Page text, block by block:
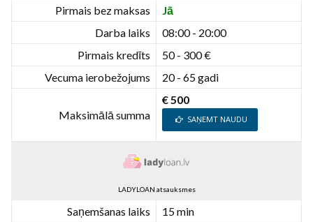
Pirmais bez maksas
Jā
Darba laiks
08:00 - 20:00
Pirmais kredīts
50 - 300 €
Vecuma ierobežojums
20 - 65 gadi
Maksimālā summa
€ 500
SAŅEMT NAUDU
LADYLOAN atsauksmes
Saņemšanas laiks
15 min